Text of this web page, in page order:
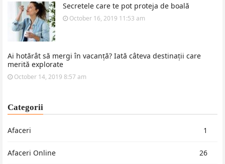
Secretele care te pot proteja de boală
October 16, 2019 11:53 am
Ai hotărât să mergi în vacanță? Iată câteva destinații care
merită explorate
October 14, 2019 8:57 am
Categorii
Afaceri 1
Afaceri Online 26